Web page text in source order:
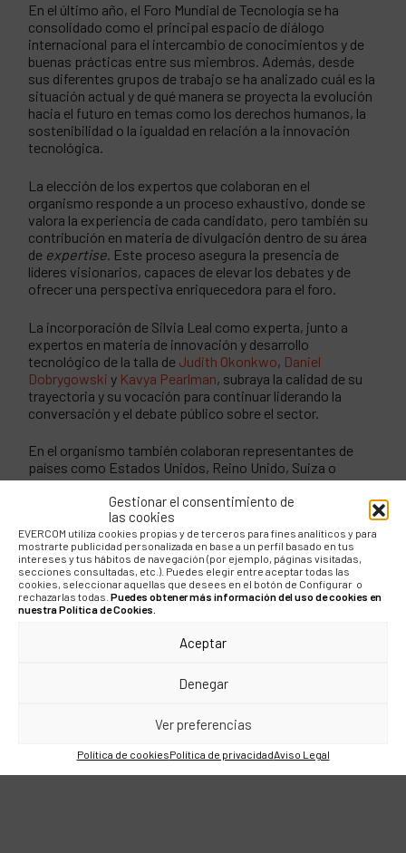
Gestionar el consentimiento de
las cookies
EVERCOM utiliza cookies propias y de terceros para fines analíticos y para
mostrarte publicidad personalizada en base a un perfil basado en tus
intereses y tus hábitos de navegación (por ejemplo, páginas visitadas,
secciones consultadas, etc.). Puedes elegir entre aceptar todas las
cookies, seleccionar aquellas que desees en el botón de Configurar o
rechazarlas todas. Puedes obtener más información del uso de cookies en
nuestra Política de Cookies.
Aceptar
Denegar
Ver preferencias
Política de cookiesPolítica de privacidadAviso Legal
En el último año, el Foro Mundial de Tecnología se ha
consolidado como el principal espacio de diálogo
internacional para el intercambio de conocimientos y de
buenas prácticas entre sus miembros. Además, desde
sus diferentes grupos de trabajo se ha analizado cuál es la
situación actual y de qué manera se proyecta la evolución
hacia el futuro en temas como los derechos humanos, la
sostenibilidad o la igualdad en relación a la innovación
tecnológica.
La elección de los expertos que colaboran en el
organismo responde a un proceso exhaustivo, donde se
valora la experiencia de cada candidato, pero también su
contribución en materia de divulgación dentro de su área
de expertise. Este proceso asegura la presencia de
líderes visionarios, capaces de elevar los debates y de
ofrecer una perspectiva enriquecedora para el foro.
La incorporación de Silvia Leal como experta, junto a
expertos en materia de innovación y desarrollo
tecnológico de la talla de Judith Okonkwo, Daniel
Dobrygowski y Kavya Pearlman, subraya la calidad de su
trayectoria y su vocación para continuar liderando la
conversación y el debate público sobre el sector.
En el organismo también colaboran representantes de
países como Estados Unidos, Reino Unido, Suiza o
Canadá, entre otros, y contar con la figura de Silvia no
sólo fortalece la presencia española en este escenario,
sino que pone de relevancia el papel que la innovación y la
transformación digital tienen dentro de la agenda global.